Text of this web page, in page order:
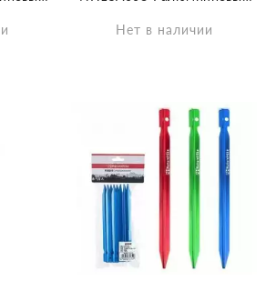
GR
красный, 6927595717806-R
Нет в наличии